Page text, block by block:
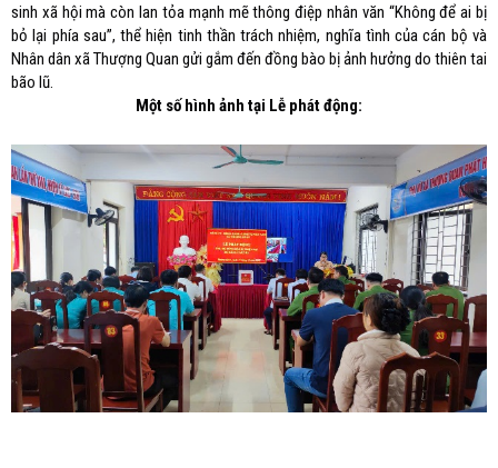
sinh xã hội mà còn lan tỏa mạnh mẽ thông điệp nhân văn “Không để ai bị
bỏ lại phía sau”, thể hiện tinh thần trách nhiệm, nghĩa tình của cán bộ và
Nhân dân xã Thượng Quan gửi gắm đến đồng bào bị ảnh hưởng do thiên tai
bão lũ.
Một số hình ảnh tại Lễ phát động: